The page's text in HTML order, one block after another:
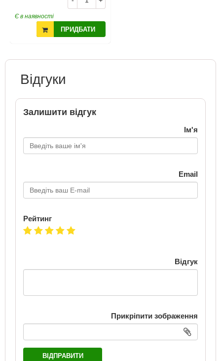
Є в наявності
ПРИДБАТИ
Відгуки
Залишити відгук
Ім'я
Email
Рейтинг
Відгук
Прикріпити зображення
ВІДПРАВИТИ